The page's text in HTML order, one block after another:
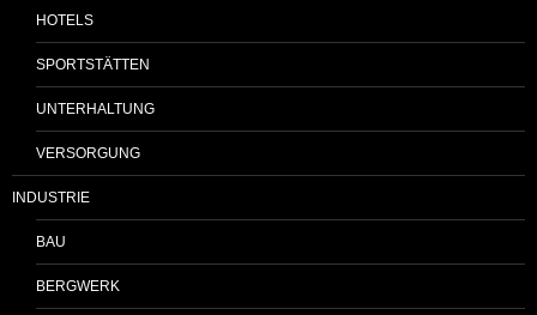
HOTELS
SPORTSTÄTTEN
UNTERHALTUNG
VERSORGUNG
INDUSTRIE
BAU
BERGWERK